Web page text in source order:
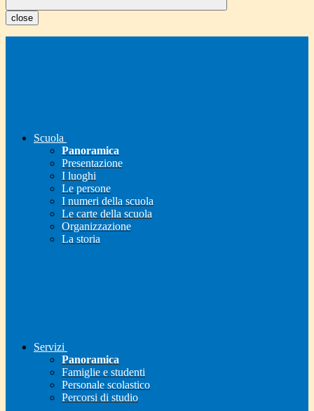
close
Scuola
Panoramica
Presentazione
I luoghi
Le persone
I numeri della scuola
Le carte della scuola
Organizzazione
La storia
Servizi
Panoramica
Famiglie e studenti
Personale scolastico
Percorsi di studio